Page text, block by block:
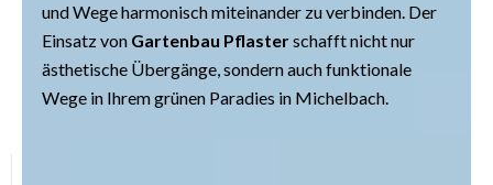
und Wege harmonisch miteinander zu verbinden. Der
Einsatz von Gartenbau Pflasterschafft nicht nur
ästhetische Übergänge, sondern auch funktionale
Wege in Ihrem grünen Paradies in Michelbach.